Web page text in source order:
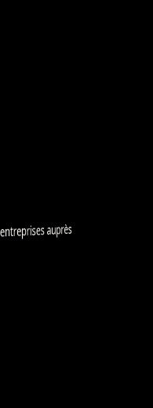
auprès